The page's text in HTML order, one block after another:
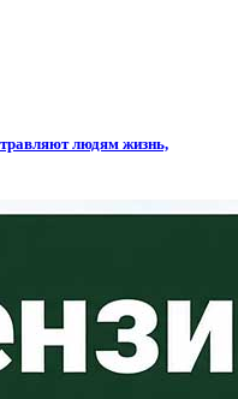
людям жизнь,